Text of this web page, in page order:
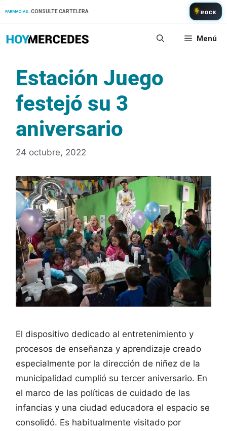
FARMACIAS: CONSULTE CARTELERA ROCK
Menú
Estación Juego
festejó su 3
aniversario
24 octubre, 2022
El dispositivo dedicado al entretenimiento y
procesos de enseñanza y aprendizaje creado
especialmente por la dirección de niñez de la
municipalidad cumplió su tercer aniversario. En
el marco de las políticas de cuidado de las
infancias y una ciudad educadora el espacio se
consolidó. Es habitualmente visitado por